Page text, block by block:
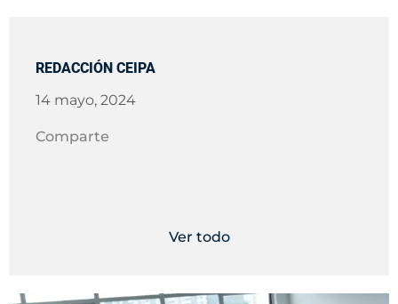
REDACCIÓN CEIPA
14 mayo, 2024
Comparte
Ver todo